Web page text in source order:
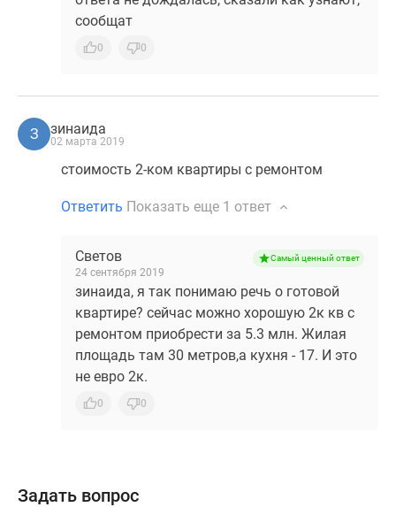
сообщат
0 0
З зинаида
02 марта 2019
стоимость 2-ком квартиры с ремонтом
Ответить Показать еще 1 ответ
Светов
24 сентября 2019
Самый ценный ответ
зинаида, я так понимаю речь о готовой
квартире? сейчас можно хорошую 2к кв с
ремонтом приобрести за 5.3 млн. Жилая
площадь там 30 метров,а кухня - 17. И это
не евро 2к.
0 0
Задать вопрос